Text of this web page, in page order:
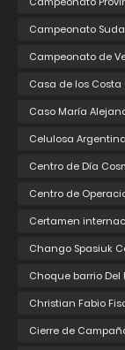
Campeonato
Campeonato de
Casa de los
Caso María
Celulosa
Centro de Día
Centro de
Certamen
Chango Spasiuk
Choque barrio Del
Christian Fabio
Cierre de